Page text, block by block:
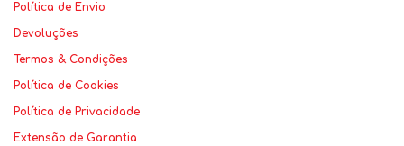
Política de Envio
Devoluções
Termos & Condições
Política de Cookies
Política de Privacidade
Extensão de Garantia